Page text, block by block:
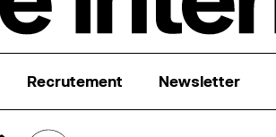
Recrutement Newsletter